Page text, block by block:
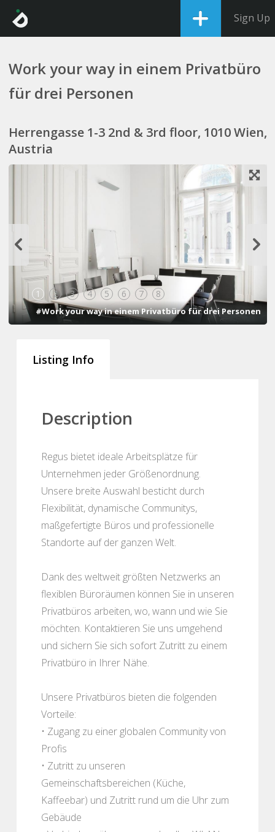
Sign Up
Work your way in einem Privatbüro
für drei Personen
Herrengasse 1-3 2nd & 3rd floor, 1010 Wien,
Austria
1 2 3 4 5 6 7 8
#Work your way in einem Privatbüro für drei Personen
Listing Info
Description
Regus bietet ideale Arbeitsplätze für
Unternehmen jeder Größenordnung.
Unsere breite Auswahl besticht durch
Flexibilität, dynamische Communitys,
maßgefertigte Büros und professionelle
Standorte auf der ganzen Welt.
Dank des weltweit größten Netzwerks an
flexiblen Büroräumen können Sie in unseren
Privatbüros arbeiten, wo, wann und wie Sie
möchten. Kontaktieren Sie uns umgehend
und sichern Sie sich sofort Zutritt zu einem
Privatbüro in Ihrer Nähe.
Unsere Privatbüros bieten die folgenden
Vorteile:
• Zugang zu einer globalen Community von
Profis
• Zutritt zu unseren
Gemeinschaftsbereichen (Küche,
Kaffeebar) und Zutritt rund um die Uhr zum
Gebäude